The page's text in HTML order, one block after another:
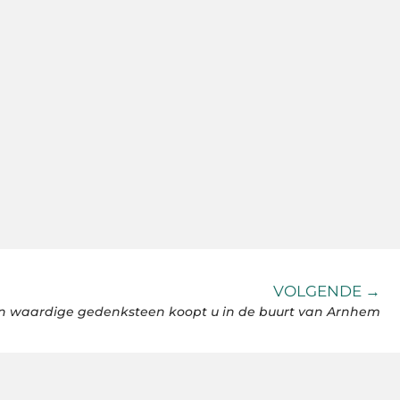
VOLGENDE →
waardige gedenksteen koopt u in de buurt van Arnhem